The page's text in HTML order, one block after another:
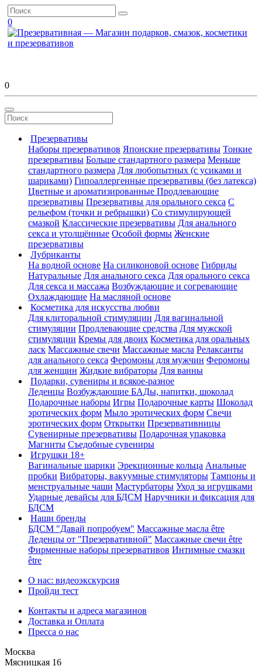
0
0
Презервативы
Наборы презервативов Японские презервативы Тонкие
презервативы Больше стандартного размера Меньше
стандартного размера Для любопытных (с усиками и
шариками) Гипоаллергенные презервативы (без латекса)
Цветные и ароматизированные Продлевающие
презервативы Презервативы для орального секса С
рельефом (точки и ребрышки) Со стимулирующей
смазкой Классические презервативы Для анального
секса и утолщённые Особой формы Женские
презервативы
Лубриканты
На водной основе На силиконовой основе Гибриды
Натуральные Для анального секса Для орального секса
Для секса и массажа Возбуждающие и согревающие
Охлаждающие На масляной основе
Косметика для искусства любви
Для клиторальной стимуляции Для вагинальной
стимуляции Продлевающие средства Для мужской
стимуляции Кремы для двоих Косметика для оральных
ласк Массажные свечи Массажные масла Релаксанты
для анального секса Феромоны для мужчин Феромоны
для женщин Жидкие вибраторы Для ванны
Подарки, сувениры и всякое-разное
Леденцы Возбуждающие БАДы, напитки, шоколад
Подарочные наборы Игры Подарочные карты Шоколад
эротических форм Мыло эротических форм Свечи
эротических форм Открытки Презервативницы
Сувенирные презервативы Подарочная упаковка
Магниты Съедобные сувениры
Игрушки 18+
Вагинальные шарики Эрекционные кольца Анальные
пробки Вибраторы, вакуумные стимуляторы Тампоны и
менструальные чаши Мастурбаторы Уход за игрушками
Ударные девайсы для БДСМ Наручники и фиксация для
БДСМ
Наши бренды
БДСМ "Давай попробуем" Массажные масла être
Леденцы от "Презервативной" Массажные свечи être
Фирменные наборы презервативов Интимные смазки
être
О нас: видеоэкскурсия
Пройди тест
Контакты и адреса магазинов
Доставка и Оплата
Пресса о нас
Москва
Мясницкая 16